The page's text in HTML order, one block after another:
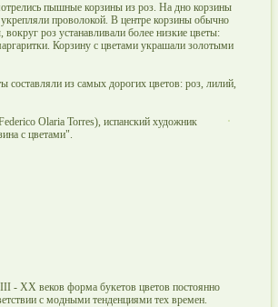
пышные корзины из роз. На дно корзины
проволокой. В центре корзины обычно
вокруг роз устанавливали более низкие цветы:
Корзину с цветами украшали золотыми
составляли из самых дорогих цветов: роз, лилий,
Olaria Torres), испанский художник
с цветами".
- XX веков форма букетов цветов постоянно
с модными тенденциями тех времен.